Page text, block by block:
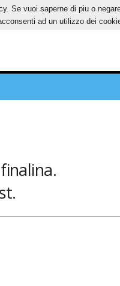
Se vuoi saperne di piu o
ad un utilizzo dei